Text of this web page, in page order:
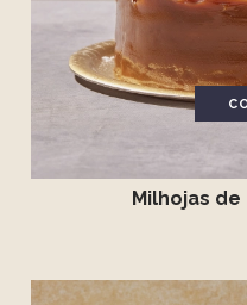
Milhojas